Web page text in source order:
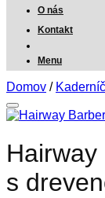
O nás
Kontakt
Menu
Domov /
s